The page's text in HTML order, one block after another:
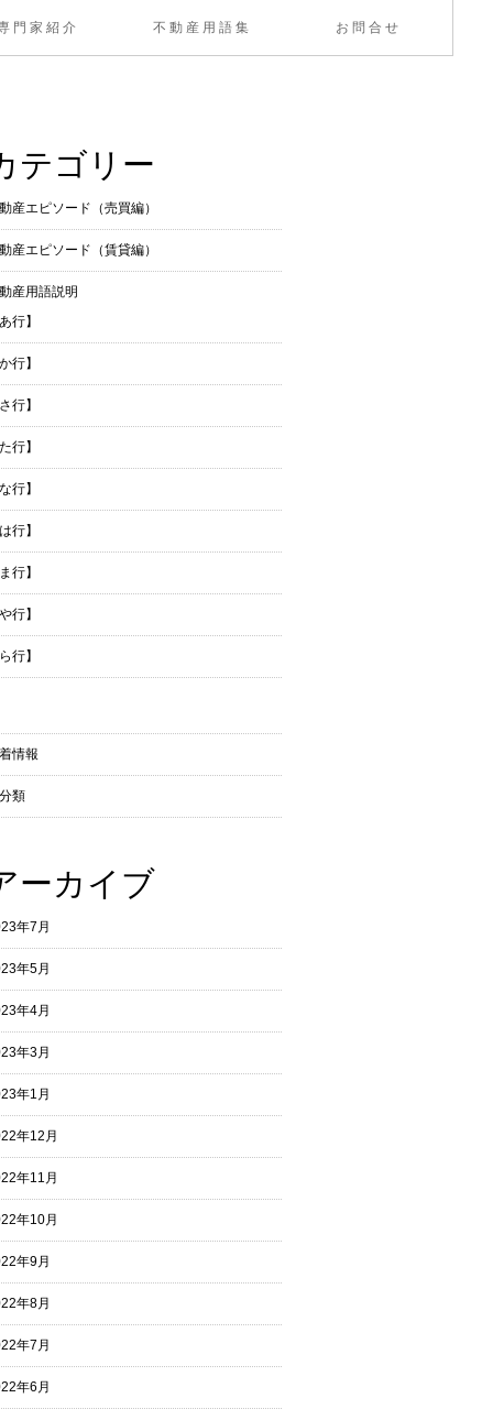
門家紹介 不動産用語集 お問合せ
テゴリー
産エピソード（売買編）
産エピソード（賃貸編）
産用語説明
あ行】
か行】
さ行】
た行】
な行】
は行】
ま行】
や行】
ら行】
情報
類
ーカイブ
年7月
年5月
年4月
年3月
年1月
年12月
年11月
年10月
年9月
年8月
年7月
年6月